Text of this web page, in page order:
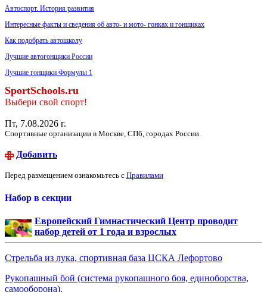
Автоспорт. История развития
Интересные факты и сведения об авто- и мото- гонках и гонщиках
Как подобрать автошколу
Лучшие автогонщики России
Лучшие гонщики Формулы 1
SportSchools.ru
Выбери свой спорт!
Пт, 7.08.2026 г.
Спортивные организации в Москве, СПб, городах России.
Добавить
Перед размещением ознакомьтесь с Правилами
Набор в секции
Европейский Гимнастический Центр проводит
набор детей от 1 года и взрослых
Стрельба из лука, спортивная база ЦСКА Лефортово
Рукопашный бой (система рукопашного боя, единоборства,
самооборона).